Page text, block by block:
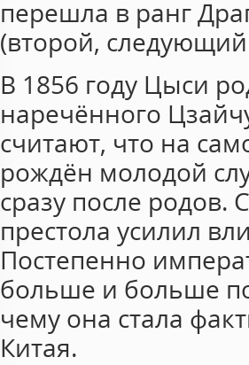
перешла в ранг
(второй,
В 1856 году Цыси
наречённого
считают, что на
рождён молодой
сразу после родов.
престола усилил
Постепенно
больше и больше
чему она стала
Китая.